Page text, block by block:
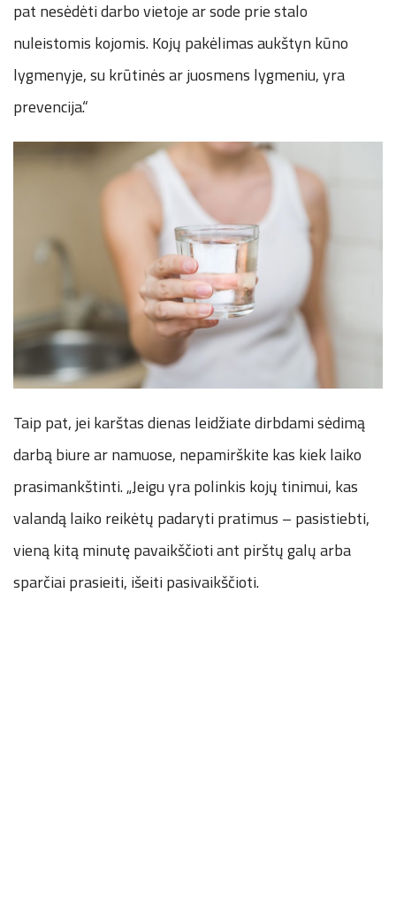
pat nesėdėti darbo vietoje ar sode prie stalo
nuleistomis kojomis. Kojų pakėlimas aukštyn kūno
lygmenyje, su krūtinės ar juosmens lygmeniu, yra
prevencija.“
Taip pat, jei karštas dienas leidžiate dirbdami sėdimą
darbą biure ar namuose, nepamirškite kas kiek laiko
prasimankštinti. „Jeigu yra polinkis kojų tinimui, kas
valandą laiko reikėtų padaryti pratimus – pasistiebti,
vieną kitą minutę pavaikščioti ant pirštų galų arba
sparčiai prasieiti, išeiti pasivaikščioti.